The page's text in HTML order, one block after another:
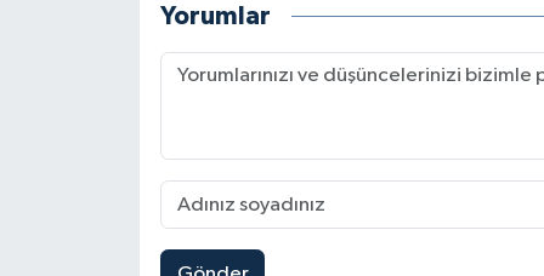
Yorumlar
Kars Müftülüğü
Kastamonu Müftülüğü
Kilis Müftülüğü
Kırıkkale Müftülüğü